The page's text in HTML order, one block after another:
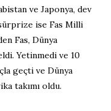
ve Japonya, dev
ise Fas Milli
Fas, Dünya
Yetinmedi ve 10
geçti ve Dünya
takımı oldu.